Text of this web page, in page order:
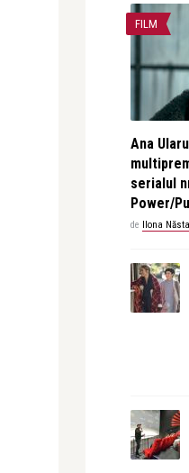
FILM
Ana
serialul
Power/
de Ilona